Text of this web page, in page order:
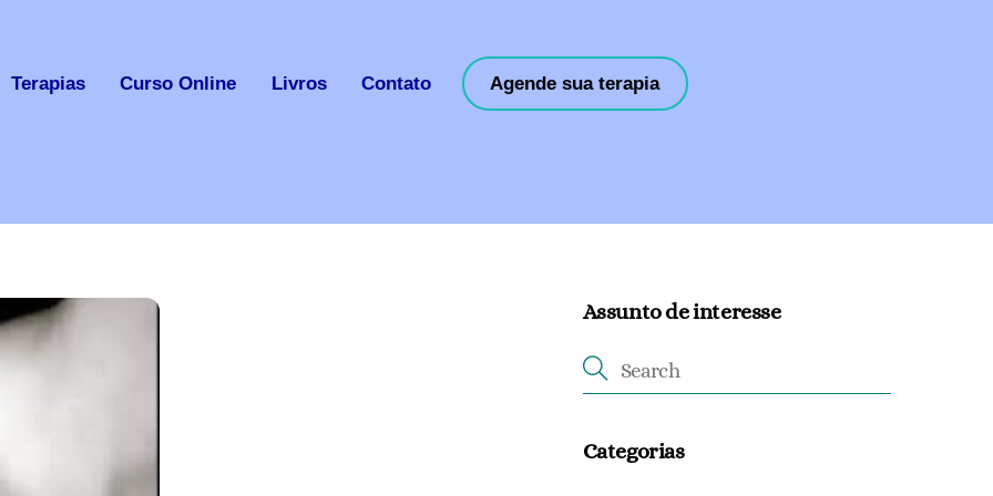
Terapias Curso Online Livros Contato Agende sua terapia
Assunto de interesse
Categorias